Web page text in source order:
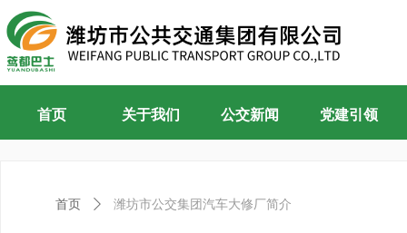
首页 关于我们 公交新闻 党建引领
首页 ꄲ 潍坊市公交集团汽车大修厂简介